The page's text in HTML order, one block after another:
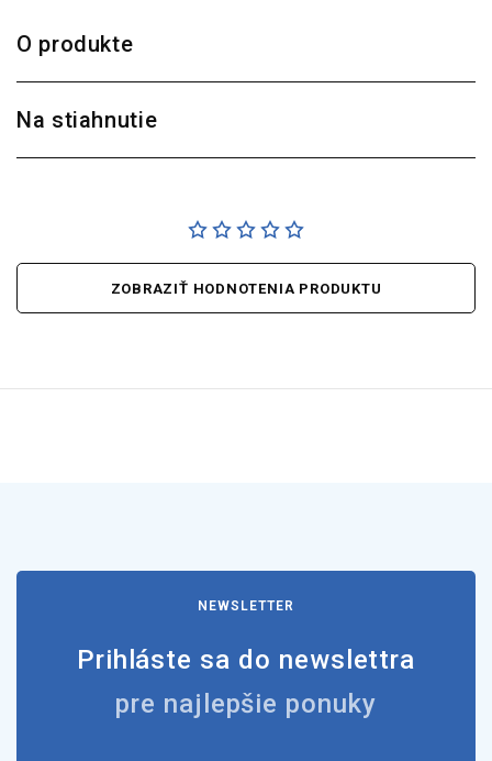
O produkte
Na stiahnutie
ZOBRAZIŤ HODNOTENIA PRODUKTU
NEWSLETTER
Prihláste sa do newslettra
pre najlepšie ponuky